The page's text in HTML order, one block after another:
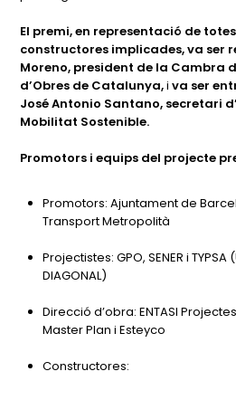
El premi, en representació de
constructores implicades, va ser
Moreno, president de la Cambra
d’Obres de Catalunya,iva ser
José Antonio Santano, secretari
Mobilitat Sostenible.
Promotors i equips del projecte
Promotors: Ajuntament de
Transport Metropolità
Projectistes: GPO, SENER i TYPSA
DIAGONAL)
Direcció d’obra: ENTASI
Master Plan i Esteyco
Constructores: